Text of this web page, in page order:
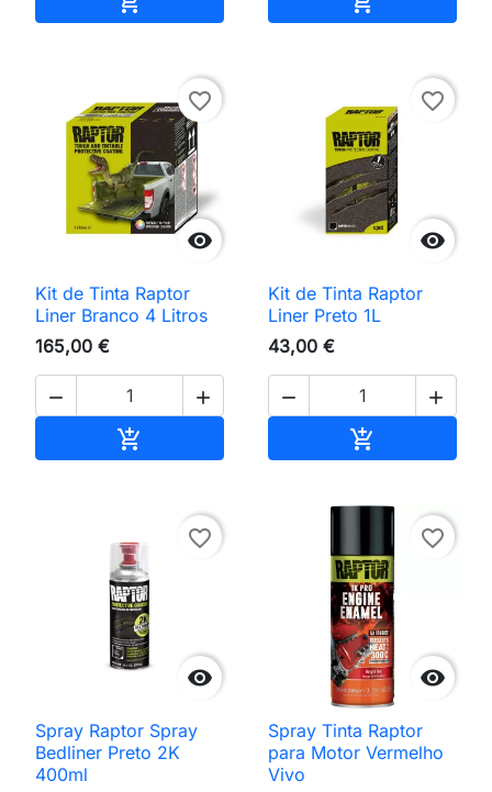

favorite_border
Kit de Tinta Raptor
Liner Branco 4 Litros
165,00 €
 


favorite_border
Kit de Tinta Raptor
Liner Preto 1L
43,00 €
 


favorite_border
Spray Raptor Spray
Bedliner Preto 2K
400ml

favorite_border
Spray Tinta Raptor
para Motor Vermelho
Vivo